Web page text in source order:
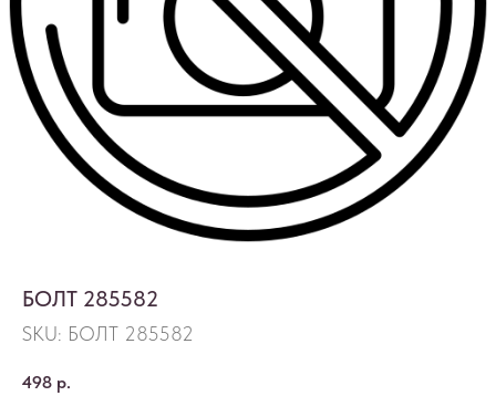
БОЛТ 285582
SKU: БОЛТ 285582
498 р.